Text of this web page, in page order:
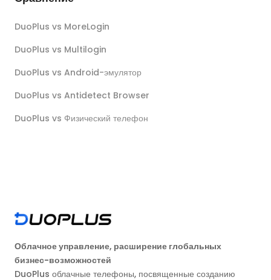
DuoPlus vs MoreLogin
DuoPlus vs Multilogin
DuoPlus vs Android-эмулятор
DuoPlus vs Antidetect Browser
DuoPlus vs Физический телефон
Облачное управление, расширение глобальных
бизнес-возможностей
DuoPlus облачные телефоны, посвященные созданию